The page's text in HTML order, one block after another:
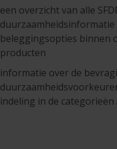
een overzicht van alle
duurzaamheidsinformatie
beleggingsopties binnen
producten
informatie over de
indeling in de categorieën